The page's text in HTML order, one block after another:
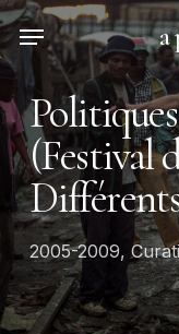
Skip
to
main
content
a
Menu
(Festival
2005-2009,